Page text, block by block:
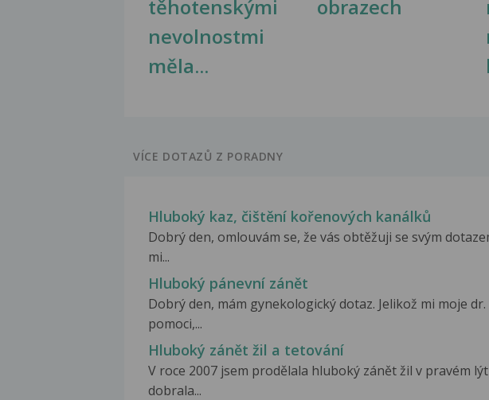
těhotenskými
nevolnostmi
měla...
obrazech
VÍCE DOTAZŮ Z PORADNY
Hluboký kaz, čištění kořenových kanálků
Dobrý den, omlouvám se, že vás obtěžuji se svým
mi...
Hluboký pánevní zánět
Dobrý den, mám gynekologický dotaz. Jelikož mi moje
pomoci,...
Hluboký zánět žil a tetování
V roce 2007 jsem prodělala hluboký zánět žil v pravém
dobrala...